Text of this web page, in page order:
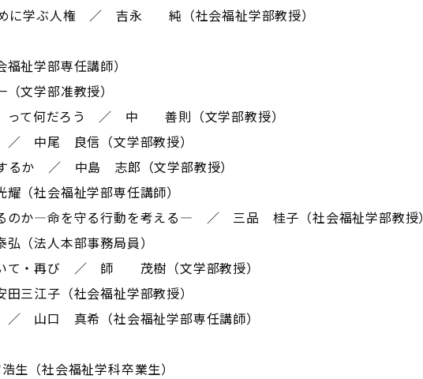
に学ぶ人権 ／ 吉永 純（社会福祉学部教授）
祉学部専任講師）
学部准教授）
」って何だろう ／ 中 善則（文学部教授）
／ 中尾 良信（文学部教授）
るか ／ 中島 志郎（文学部教授）
社会福祉学部専任講師）
のか―命を守る行動を考える― ／ 三品 桂子（社会福祉学部教授）
法人本部事務局員）
いて・再び ／ 師 茂樹（文学部教授）
三江子（社会福祉学部教授）
／ 山口 真希（社会福祉学部専任講師）
（社会福祉学科卒業生）